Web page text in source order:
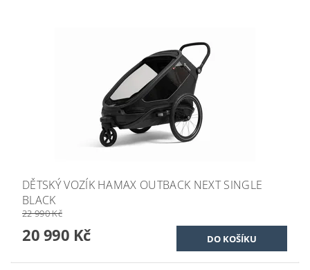
DĚTSKÝ VOZÍK HAMAX OUTBACK NEXT SINGLE
BLACK
22 990 Kč
20 990 Kč